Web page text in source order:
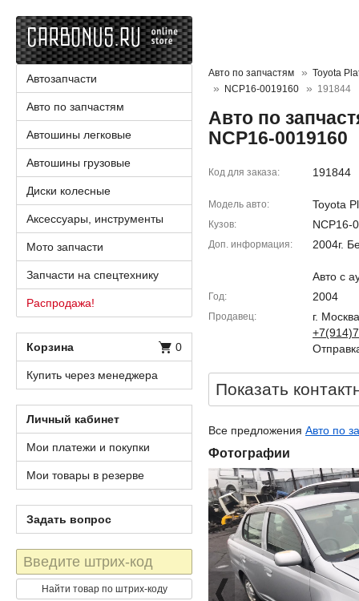
Авто по запчастям
Toyota
NCP16-0019160
191844
Авто по
NCP16-0019160
Код для заказа 191844
Модель авто Toyota
Кузов NCP16-
Доп. информация 2004г.
Авто с
Год 2004
Продавец
г.
Показать
Все предложения Авто по
Фотографии
Автозапчасти
Авто по запчастям
Автошины легковые
Автошины грузовые
Диски колесные
Аксессуары, инструменты
Мото запчасти
Запчасти на спецтехнику
Распродажа!
Корзина 0
Купить через менеджера
Личный кабинет
Мои платежи и покупки
Мои товары в резерве
Задать вопрос
Штрих-
код
Найти товар по штрих-коду